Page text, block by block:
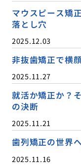
マウスピース矯
落とし穴
2025.12.03
非抜歯矯正で横
2025.11.27
就活か矯正か？
の決断
2025.11.21
歯列矯正の世界
2025.11.16